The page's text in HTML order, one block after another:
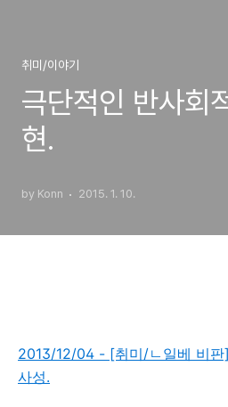
취미/이야기
극단적인 반사회
현.
by Konn 2015. 1. 10.
2013/12/04 - [취미/ㄴ일베 비
사성.